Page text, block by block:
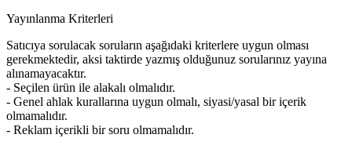
Yayınlanma Kriterleri
Satıcıya sorulacak soruların aşağıdaki kriterlere uygun olması
gerekmektedir, aksi taktirde yazmış olduğunuz sorularınız yayına
alınamayacaktır.
- Seçilen ürün ile alakalı olmalıdır.
- Genel ahlak kurallarına uygun olmalı, siyasi/yasal bir içerik
olmamalıdır.
- Reklam içerikli bir soru olmamalıdır.